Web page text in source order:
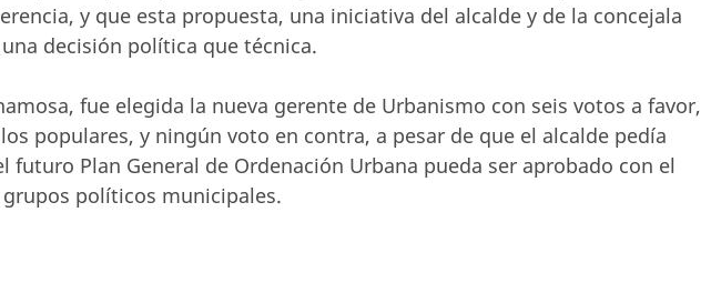
y que esta propuesta, una iniciativa del alcalde y de la concejala
decisión política que técnica.
fue elegida la nueva gerente de Urbanismo con seis votos a favor,
populares, y ningún voto en contra, a pesar de que el alcalde pedía
futuro Plan General de Ordenación Urbana pueda ser aprobado con el
políticos municipales.